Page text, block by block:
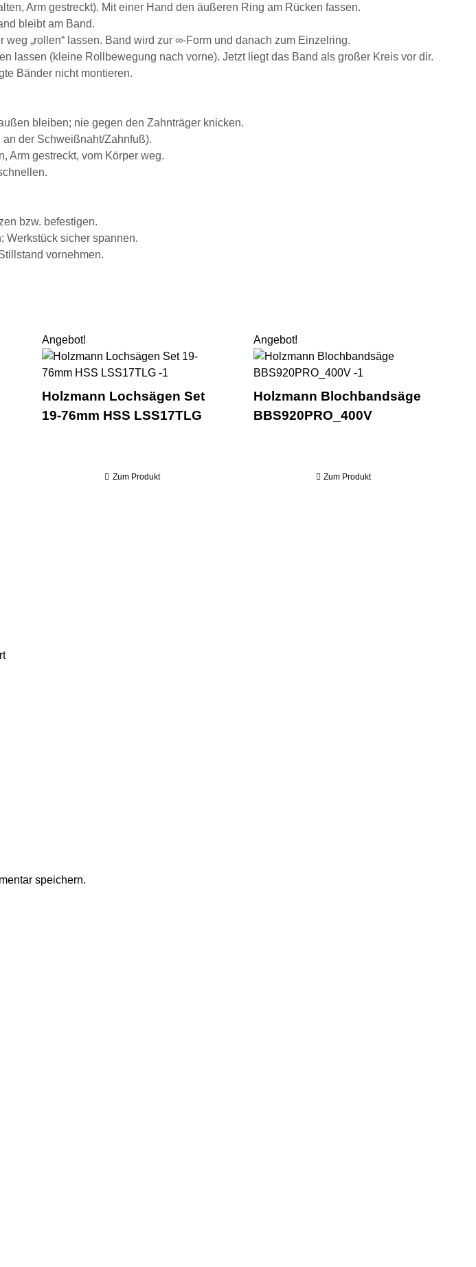
Arm gestreckt). Mit einer Hand den äußeren Ring am Rücken fassen.
bleibt am Band.
„rollen“ lassen. Band wird zur ∞-Form und danach zum Einzelring.
lassen (kleine Rollbewegung nach vorne). Jetzt liegt das Band als großer Kreis vor dir.
Bänder nicht montieren.
bleiben; nie gegen den Zahnträger knicken.
der Schweißnaht/Zahnfuß).
Arm gestreckt, vom Körper weg.
bzw. befestigen.
Werkstück sicher spannen.
vornehmen.
& Anschlag TK305_230V
Holzmann Blochbandsäge BBS810SMART_400V
Angebot!
Holzmann Lochsägen Set 19-76mm HSS
Holzmann Lochsägen Set
19-76mm HSS LSS17TLG
Zum Produkt
Angebot!
Holzmann Blochbandsäge
BBS920PRO_400V
Zum Produkt
speichern.